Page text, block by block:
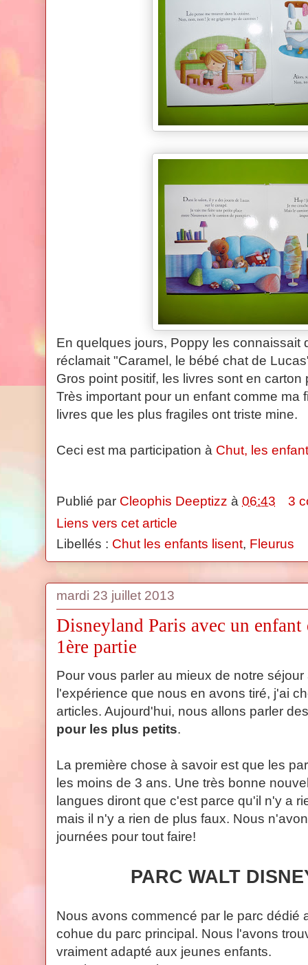
En quelques jours, Poppy les connaissait
réclamait "Caramel, le bébé chat de
Gros point positif, les livres sont en carton
Très important pour un enfant comme ma
livres que les plus fragiles ont triste mine.
Ceci est ma participation à Chut, les
Publié par Cleophis Deeptizz à 06:43
3
Liens vers cet article
Libellés : Chut les enfants lisent, Fleurus
mardi 23 juillet 2013
Disneyland Paris avec un enfant
1ère partie
Pour vous parler au mieux de notre
l'expérience que nous en avons tiré, j'ai
articles. Aujourd'hui, nous allons parler
pour les plus petits.
La première chose à savoir est que les
les moins de 3 ans. Une très bonne
langues diront que c'est parce qu'il n'y a
mais il n'y a rien de plus faux. Nous
journées pour tout faire!
PARC WALT
Nous avons commencé par le parc dédié
cohue du parc principal. Nous l'avons
vraiment adapté aux jeunes enfants.